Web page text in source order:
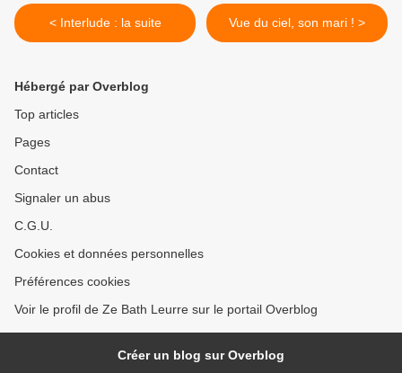
< Interlude : la suite Vue du ciel, son mari ! >
Hébergé par Overblog
Top articles
Pages
Contact
Signaler un abus
C.G.U.
Cookies et données personnelles
Préférences cookies
Voir le profil de Ze Bath Leurre sur le portail Overblog
Créer un blog sur Overblog